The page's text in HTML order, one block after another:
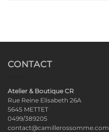
CONTACT
Atelier & Boutique CR
Rue Reine Elisabeth 26A
5645 METTET
0499/389205
contact@camillerossomme.com